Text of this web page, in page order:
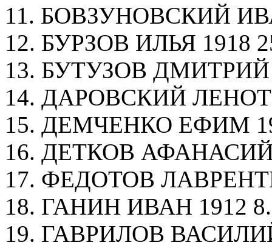
11. БОВЗУНОВСКИЙ
12. БУРЗОВ ИЛЬЯ 1918
13. БУТУЗОВ ДМИТРИЙ
14. ДАРОВСКИЙ
15. ДЕМЧЕНКО ЕФИМ
16. ДЕТКОВ АФАНАСИЙ
17. ФЕДОТОВ
18. ГАНИН ИВАН 1912
19. ГАВРИЛОВ ВАСИЛИЙ